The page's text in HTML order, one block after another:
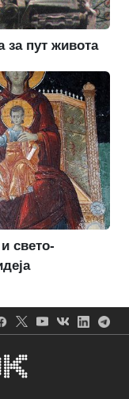
за пут живота
свето-